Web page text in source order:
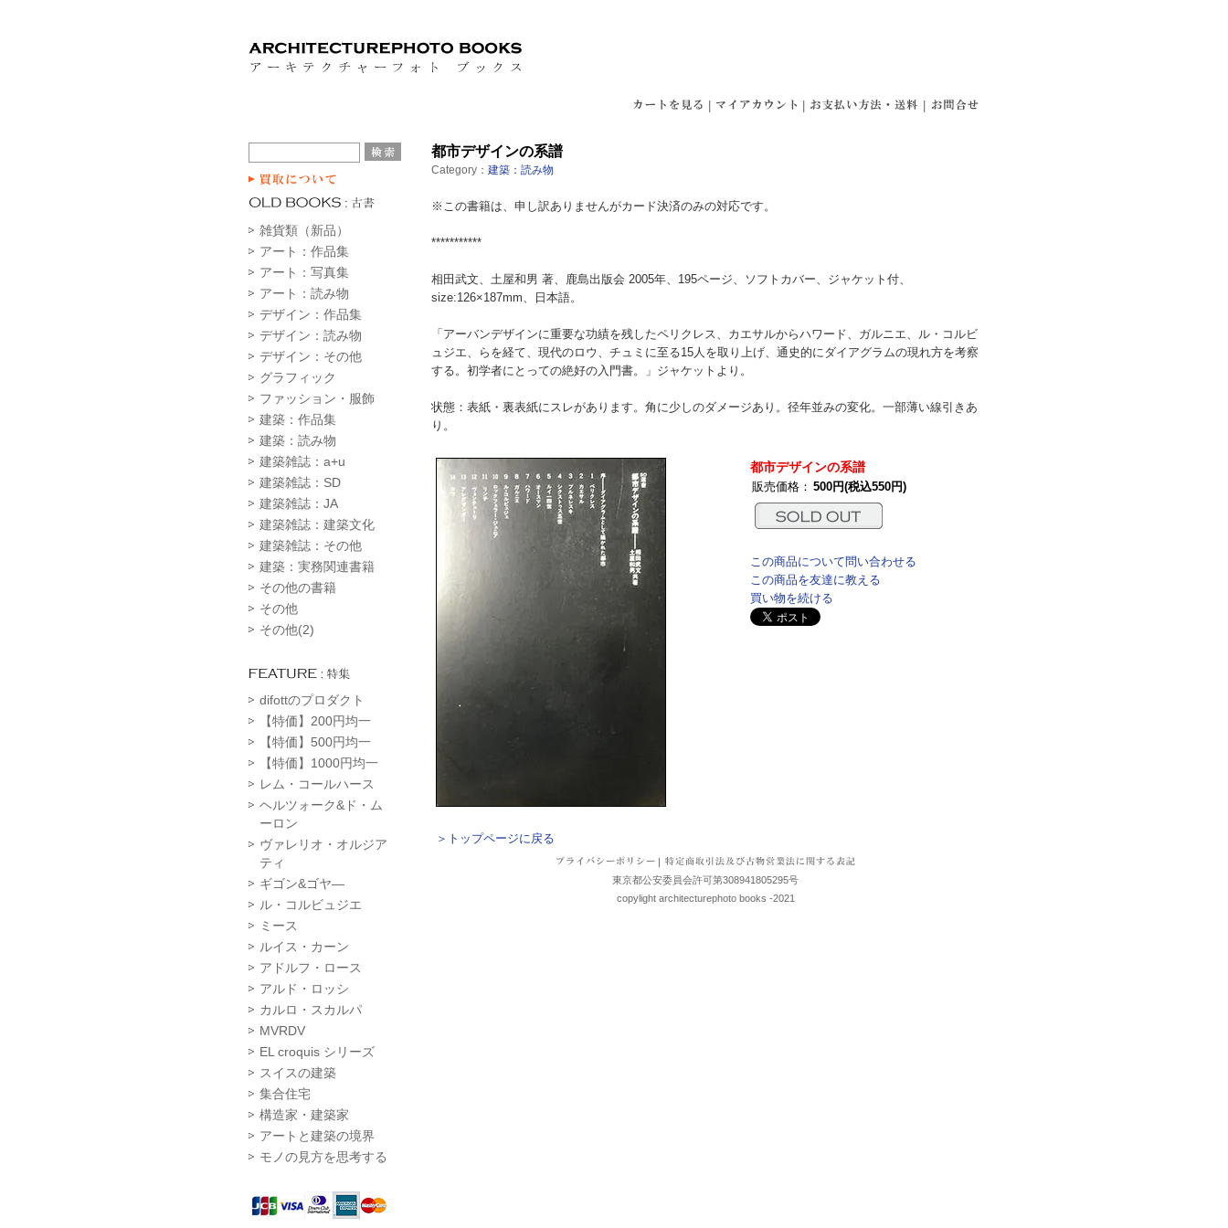
雑貨類（新品）
アート：作品集
アート：写真集
アート：読み物
デザイン：作品集
デザイン：読み物
デザイン：その他
グラフィック
ファッション・服飾
建築：作品集
建築：読み物
建築雑誌：a+u
建築雑誌：SD
建築雑誌：JA
建築雑誌：建築文化
建築雑誌：その他
建築：実務関連書籍
その他の書籍
その他
その他(2)
difottのプロダクト
【特価】200円均一
【特価】500円均一
【特価】1000円均一
レム・コールハース
ヘルツォーク&ド・ム
ーロン
ヴァレリオ・オルジア
ティ
ギゴン&ゴヤ―
ル・コルビュジエ
ミース
ルイス・カーン
アドルフ・ロース
アルド・ロッシ
カルロ・スカルパ
MVRDV
EL croquis シリーズ
スイスの建築
集合住宅
構造家・建築家
アートと建築の境界
モノの見方を思考する
都市デザインの系譜
Category： 建築：読み物
※この書籍は、申し訳ありませんがカード決済のみの対応です。
***********
相田武文、土屋和男 著、鹿島出版会 2005年、195ページ、ソフトカバー、ジャケット付、
size:126×187mm、日本語。
「アーバンデザインに重要な功績を残したペリクレス、カエサルからハワード、ガルニエ、ル・コルビ
ュジエ、らを経て、現代のロウ、チュミに至る15人を取り上げ、通史的にダイアグラムの現れ方を考察
する。初学者にとっての絶好の入門書。」ジャケットより。
状態：表紙・裏表紙にスレがあります。角に少しのダメージあり。径年並みの変化。一部薄い線引きあ
り。
都市デザインの系譜
販売価格： 500円(税込550円)
この商品について問い合わせる
この商品を友達に教える
買い物を続ける
＞トップページに戻る
|
東京都公安委員会許可第308941805295号
copylight architecturephoto books -2021